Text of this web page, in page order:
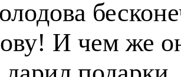
И чем же